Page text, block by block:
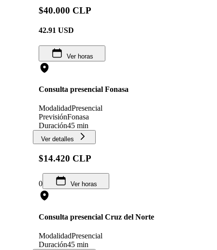
$40.000 CLP
42.91 USD
Ver horas
Consulta presencial Fonasa
ModalidadPresencial
PrevisiónFonasa
Duración45 min
Ver detalles
$14.420 CLP
0 Ver horas
Consulta presencial Cruz del Norte
ModalidadPresencial
Duración45 min